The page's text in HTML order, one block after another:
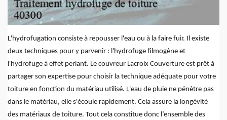
L'hydrofugation consiste à repousser l'eau ou à la faire fuir. Il existe
deux techniques pour y parvenir : l'hydrofuge filmogène et
l'hydrofuge à effet perlant. Le couvreur Lacroix Couverture est prêt à
partager son expertise pour choisir la technique adéquate pour votre
toiture en fonction du matériau utilisé. L'eau de pluie ne pénètre pas
dans le matériau, elle s'écoule rapidement. Cela assure la longévité
des matériaux de toiture. Tout cela constitue donc l’ensemble des